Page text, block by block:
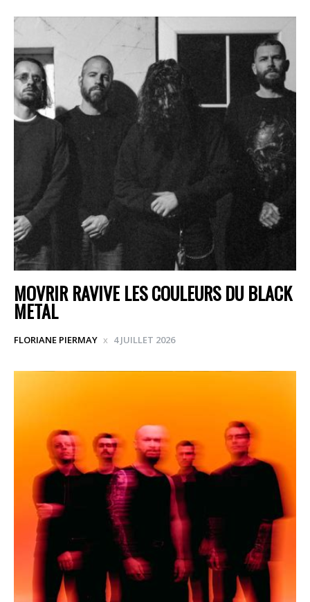
MOVRIR RAVIVE LES COULEURS DU BLACK
METAL
FLORIANE PIERMAY 4 JUILLET 2026